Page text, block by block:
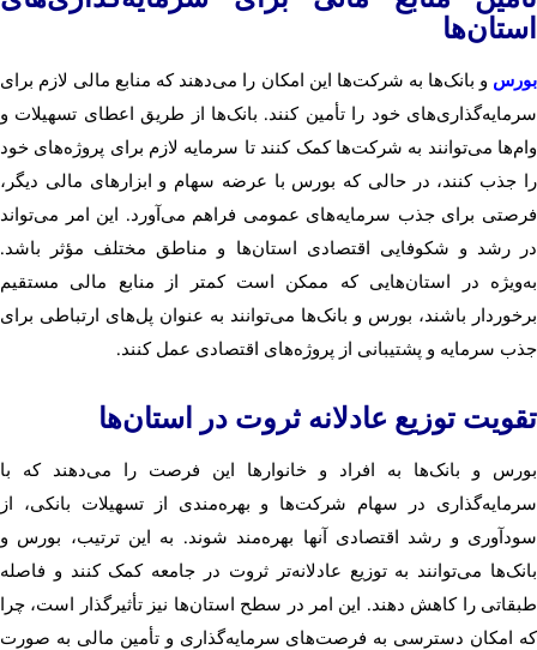
استان‌ها
بورس و بانک‌ها به شرکت‌ها این امکان را می‌دهند که منابع مالی لازم برای
سرمایه‌گذاری‌های خود را تأمین کنند. بانک‌ها از طریق اعطای تسهیلات و
وام‌ها می‌توانند به شرکت‌ها کمک کنند تا سرمایه لازم برای پروژه‌های خود
را جذب کنند، در حالی که بورس با عرضه سهام و ابزارهای مالی دیگر،
فرصتی برای جذب سرمایه‌های عمومی فراهم می‌آورد. این امر می‌تواند
در رشد و شکوفایی اقتصادی استان‌ها و مناطق مختلف مؤثر باشد.
به‌ویژه در استان‌هایی که ممکن است کمتر از منابع مالی مستقیم
برخوردار باشند، بورس و بانک‌ها می‌توانند به عنوان پل‌های ارتباطی برای
جذب سرمایه و پشتیبانی از پروژه‌های اقتصادی عمل کنند.
تقویت توزیع عادلانه ثروت در استان‌ها
بورس و بانک‌ها به افراد و خانوارها این فرصت را می‌دهند که با
سرمایه‌گذاری در سهام شرکت‌ها و بهره‌مندی از تسهیلات بانکی، از
سودآوری و رشد اقتصادی آنها بهره‌مند شوند. به این ترتیب، بورس و
بانک‌ها می‌توانند به توزیع عادلانه‌تر ثروت در جامعه کمک کنند و فاصله
طبقاتی را کاهش دهند. این امر در سطح استان‌ها نیز تأثیرگذار است، چرا
که امکان دسترسی به فرصت‌های سرمایه‌گذاری و تأمین مالی به صورت